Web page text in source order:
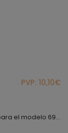
PVP: 10,10€
Deslizadera lateral inferior atornillada, apta para el modelo 690.